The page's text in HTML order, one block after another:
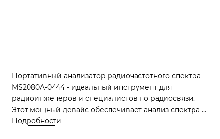
Портативный анализатор радиочастотного спектра
MS2080A-0444 - идеальный инструмент для
радиоинженеров и специалистов по радиосвязи.
Этот мощный девайс обеспечивает анализ спектра в
реальном времени с частотным диапазоном 4 ГГц и 6
Подробности